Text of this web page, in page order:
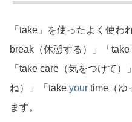
「take」を使ったよく使わ
break（休憩する）」「take
「take care（気をつけて
ね）」「take your time（ゆ
ます。